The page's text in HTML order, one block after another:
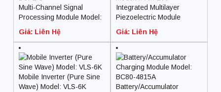
Multi-Channel Signal
Processing Module Model:
DSP1-S
Giá: Liên Hệ
Integrated Multilayer
Piezoelectric Module
Model: IPAM-100
Giá: Liên Hệ
Mobile Inverter (Pure Sine
Wave) Model: VLS-6K
Battery/Accumulator